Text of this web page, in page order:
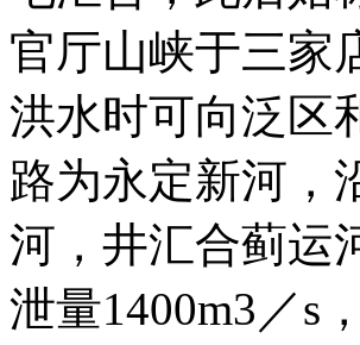
官厅山峡于三家
洪水时可向泛区
路为永定新河，
河，井汇合蓟运
泄量1400m3／s